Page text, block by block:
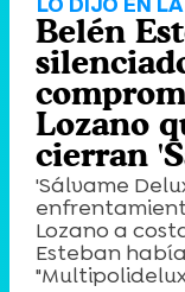
Belén
Lozano
cierran
'Sálvame
Lozano a
Esteban